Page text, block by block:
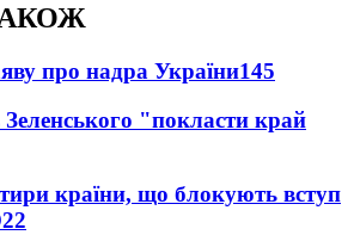
про надра України145
"покласти край
країни, що блокують вступ
22